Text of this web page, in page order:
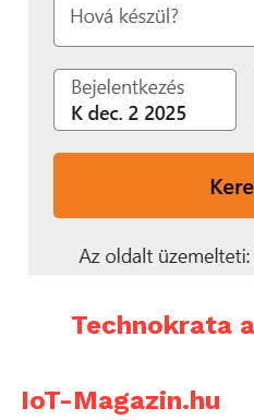
Technokrata
IoT-Magazin.hu